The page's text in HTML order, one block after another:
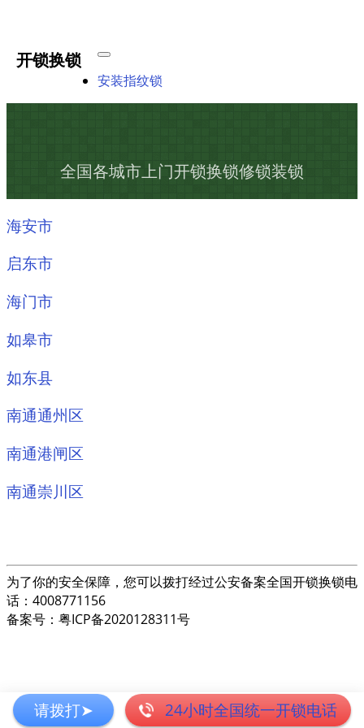
开锁换锁
安装指纹锁
全国各城市上门开锁换锁修锁装锁
海安市
启东市
海门市
如皋市
如东县
南通通州区
南通港闸区
南通崇川区
请拨打➤ 24小时全国统一开锁电话
为了你的安全保障，您可以拨打经过公安备案全国开锁换锁电
话：4008771156
备案号：粤ICP备2020128311号